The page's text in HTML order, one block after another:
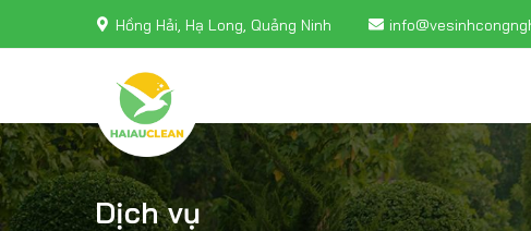
Hồng Hải, Hạ Long, Quảng Ninh
Dịch vụ